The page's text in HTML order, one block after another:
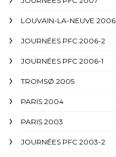
LOUVAIN-LA-NEUVE 2006
JOURNÉES PFC 2006-2
JOURNÉES PFC 2006-1
TROMSØ 2005
PARIS 2004
PARIS 2003
JOURNÉES PFC 2003-2